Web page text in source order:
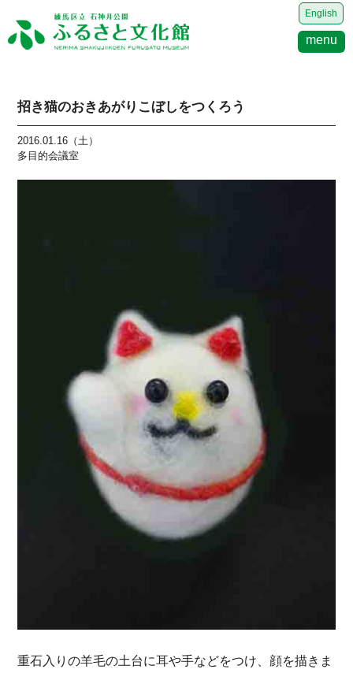
English
menu
招き猫のおきあがりこぼしをつくろう
2016.01.16（土）
多目的会議室
重石入りの羊毛の土台に耳や手などをつけ、顔を描きま